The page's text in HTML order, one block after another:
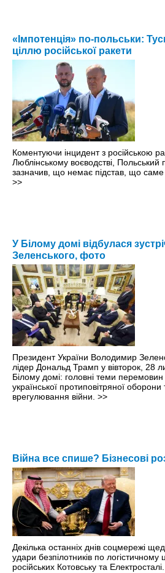
«Імпотенція» по-польськи:
ціллю російської ракети
Коментуючи інцидент з російською
Люблінському воєводстві,
зазначив, що немає підстав, що
>>
У Білому домі відбулася
Зеленського, фото
Президент України Володимир
лідер Дональд Трамп у вівторок, 28
Білому домі: головні теми
української протиповітряної
врегулювання війни. >>
Війна все спише? Бізнесові
Декілька останніх днів соцмережі
удари безпілотників по логістичному
російських Котовську та Електросталі.